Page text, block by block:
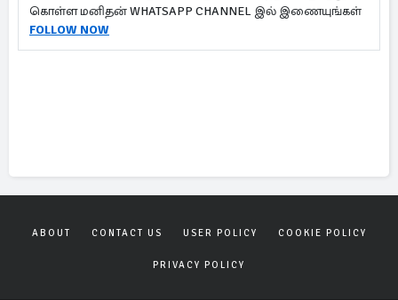
கொள்ள மனிதன் WHATSAPP CHANNEL இல் இணையுங்கள்
FOLLOW NOW
ABOUT CONTACT US USER POLICY COOKIE POLICY
PRIVACY POLICY